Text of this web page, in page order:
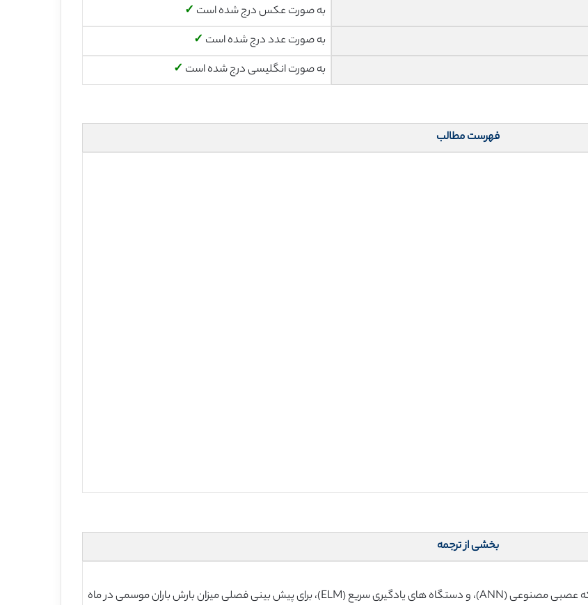
به صورت عکس درج شده است ✓
به صورت عدد درج شده است ✓
به صورت انگلیسی درج شده است ✓
فهرست مطالب
بخشی از ترجمه
سه روش هوش مصنوعی، نزدیکترین همسایه K (KNN)، شبکه عصبی مصنوعی (ANN)، و دستگاه های یادگیری سریع (ELM)، برای پیش بینی فصلی میزان بارش باران موسمی در ماه